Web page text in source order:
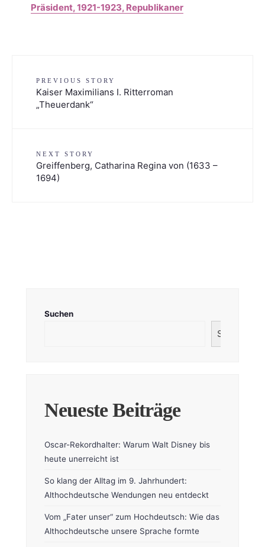
Präsident, 1921-1923, Republikaner
PREVIOUS STORY
Kaiser Maximilians I. Ritterroman
„Theuerdank“
NEXT STORY
Greiffenberg, Catharina Regina von (1633 –
1694)
Suchen
Suchen
Neueste Beiträge
Oscar-Rekordhalter: Warum Walt Disney bis
heute unerreicht ist
So klang der Alltag im 9. Jahrhundert:
Althochdeutsche Wendungen neu entdeckt
Vom „Fater unser“ zum Hochdeutsch: Wie das
Althochdeutsche unsere Sprache formte